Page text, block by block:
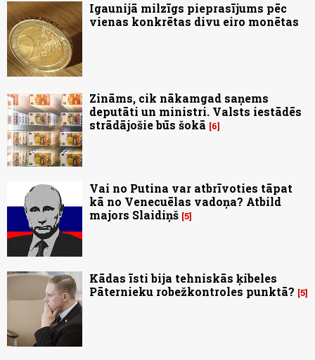
Igaunijā milzīgs pieprasījums pēc
vienas konkrētas divu eiro monētas
Zināms, cik nākamgad saņems
deputāti un ministri. Valsts iestādēs
strādājošie būs šokā
6
Vai no Putina var atbrīvoties tāpat
kā no Venecuēlas vadoņa? Atbild
majors Slaidiņš 5
Kādas īsti bija tehniskās ķibeles
Pāternieku robežkontroles punktā? 5